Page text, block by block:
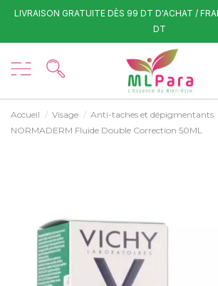
LIVRAISON GRATUITE DÈS 99 DT D'ACHAT /
DT
Accueil Visage Anti-taches et dépigmentants
NORMADERM Fluide Double Correction 50ML